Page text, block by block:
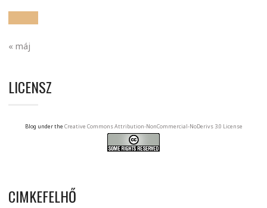
« máj
LICENSZ
Blog under the Creative Commons Attribution-NonCommercial-NoDerivs 3.0 License
CIMKEFELHŐ